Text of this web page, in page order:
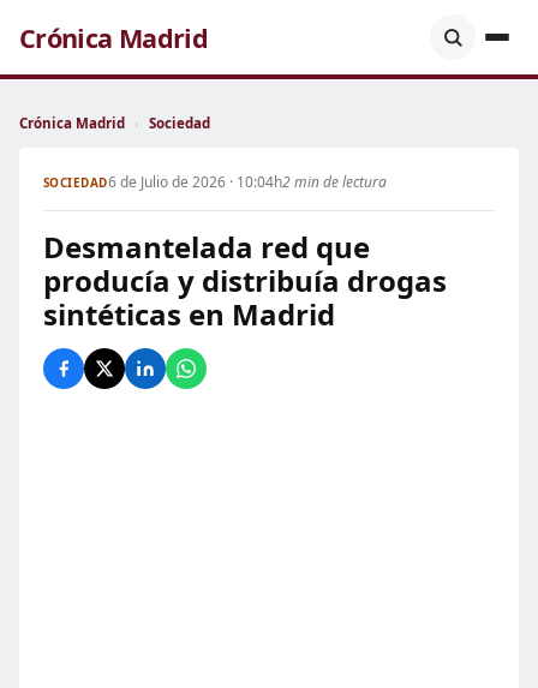
Crónica Madrid
Crónica Madrid › Sociedad
SOCIEDAD6 de Julio de 2026 · 10:04h2 min de lectura
Desmantelada red que
producía y distribuía drogas
sintéticas en Madrid